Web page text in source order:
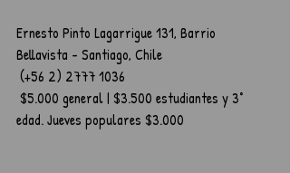
Ernesto Pinto Lagarrigue 131, Barrio
Bellavista - Santiago, Chile
(+56 2) 2777 1036
edad. Jueves populares $3.000